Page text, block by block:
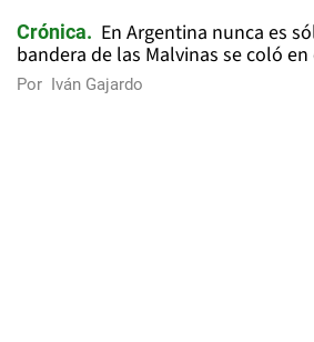
Crónica
En Argentina nunca es
bandera de las Malvinas se coló
Por Iván Gajardo